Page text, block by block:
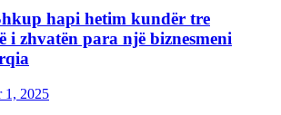
hapi hetim kundër tre
i zhvatën para një biznesmeni
1, 2025